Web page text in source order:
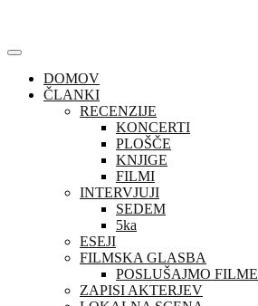
content
DOMOV
ČLANKI
RECENZIJE
KONCERTI
PLOŠČE
KNJIGE
FILMI
INTERVJUJI
SEDEM
5ka
ESEJI
FILMSKA GLASBA
POSLUŠAJMO FILME
ZAPISI AKTERJEV